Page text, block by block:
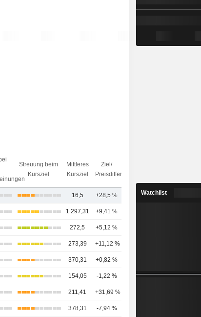
Streuung beim
Kursziel
Mittleres
Kursziel
Ziel/
Preisdifferenz
16,5 +28,5 %
1.297,31 +9,41 %
272,5 +5,12 %
273,39 +11,12 %
370,31 +0,82 %
154,05 -1,22 % 21
211,41 +31,69 %
378,31 -7,94 %
Watchlist